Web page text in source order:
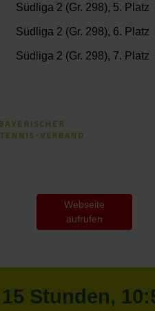
Südliga 2 (Gr. 298), 5. Platz
Südliga 2 (Gr. 298), 6. Platz
Südliga 2 (Gr. 298), 7. Platz
Webseite
aufrufen
15 Stunden, 10: